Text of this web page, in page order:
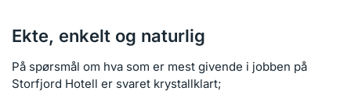
Ekte, enkelt og naturlig
På spørsmål om hva som er mest givende i jobben på
Storfjord Hotell er svaret krystallklart;